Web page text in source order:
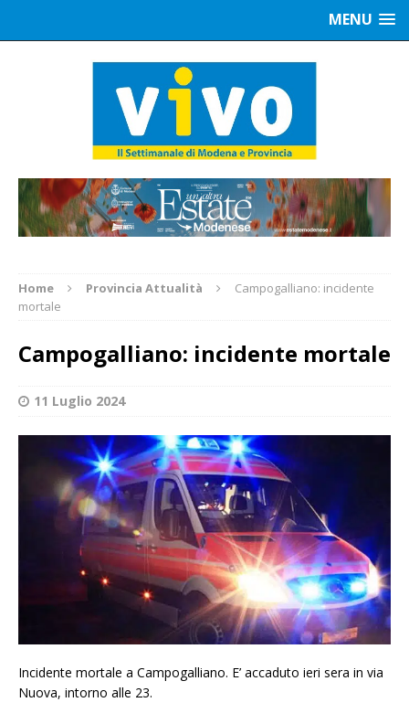
MENU
Home Provincia Attualità
Campogalliano: incidente
mortale
Campogalliano: incidente mortale
11 Luglio 2024
Incidente mortale a Campogalliano. E’ accaduto ieri sera in via
Nuova, intorno alle 23.